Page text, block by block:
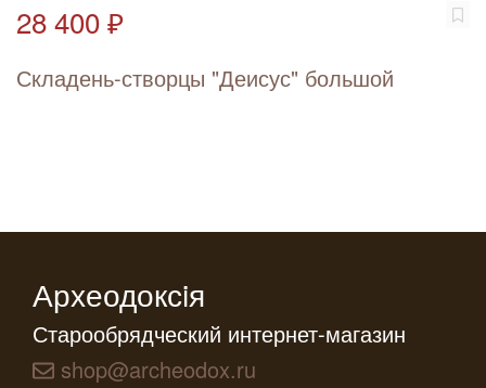
28 400 ₽
Складень-створцы "Деисус" большой
Археодоксiя
Старообрядческий интернет-магазин
shop@archeodox.ru